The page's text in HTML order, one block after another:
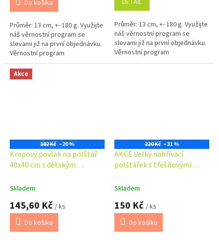
Do košíku
Průměr: 13 cm, +- 180 g. Využijte
náš věrnostní program se
slevami již na první objednávku.
Věrnostní program
Průměr: 13 cm, +- 180 g. Využijte
náš věrnostní program se
slevami již na první objednávku.
Věrnostní program
Akce
182 Kč –20 %
Krepový povlak na polštář
40x40 cm s dětským
Skladem
145,60 Kč / ks
Do košíku
220 Kč –31 %
AKCE Velký nahřívací
polštářek s třešňovými
Meloun
Skladem
150 Kč / ks
Do košíku